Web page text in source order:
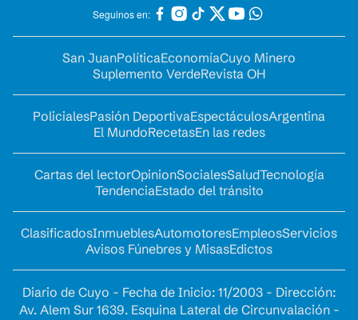
Seguinos en:
San JuanPolíticaEconomíaCuyo Minero
Suplemento VerdeRevista OH
PolicialesPasión DeportivaEspectáculosArgentina
El MundoRecetasEn las redes
Cartas del lectorOpinionSocialesSaludTecnología
TendenciaEstado del tránsito
ClasificadosInmueblesAutomotoresEmpleosServicios
Avisos Fúnebres y MisasEdictos
Diario de Cuyo - Fecha de Inicio: 11/2003 - Dirección:
Av. Alem Sur 1639. Esquina Lateral de Circunvalación -